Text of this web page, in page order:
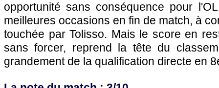
opportunité sans conséquence pour
meilleures occasions en fin de match, à
touchée par Tolisso. Mais le score en
sans forcer, reprend la tête du
grandement de la qualification directe en